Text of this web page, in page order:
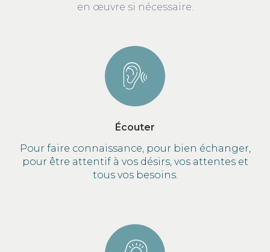
en œuvre si nécessaire.
Écouter
Pour faire connaissance, pour bien échanger,
pour être attentif à vos désirs, vos attentes et
tous vos besoins.